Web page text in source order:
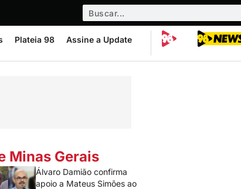
Plateia 98 Assine a Update
Minas Gerais
Álvaro Damião confirma
apoio a Mateus Simões ao